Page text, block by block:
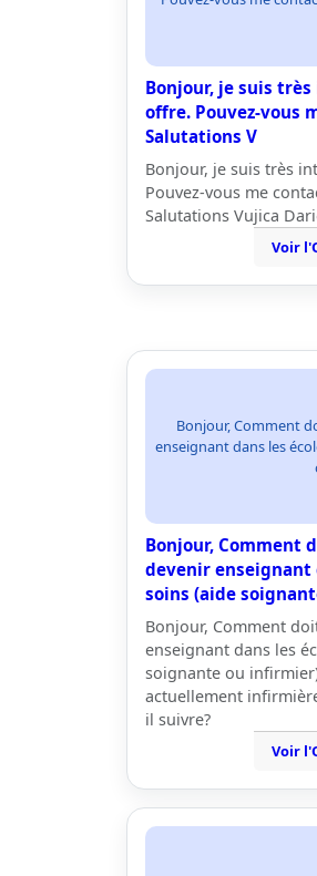
Bonjour, je suis
offre. Pouvez-vous
Salutations V
Bonjour, je suis très
Pouvez-vous me
Salutations Vujica
Voir
Bonjour, Comment
enseignant dans les
Bonjour, Comment
devenir enseignant
soins (aide
Bonjour, Comment
enseignant dans les
soignante ou
actuellement
il suivre?
Voir